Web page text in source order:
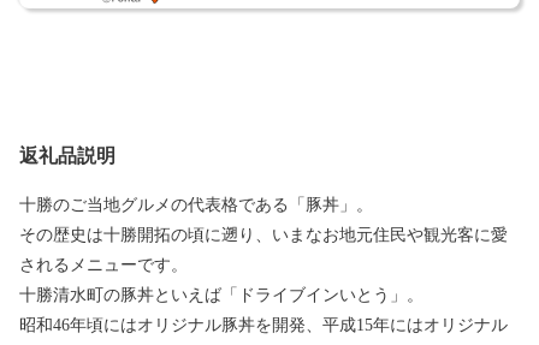
返礼品説明
十勝のご当地グルメの代表格である「豚丼」。
その歴史は十勝開拓の頃に遡り、いまなお地元住民や観光客に愛
されるメニューです。
十勝清水町の豚丼といえば「ドライブインいとう」。
昭和46年頃にはオリジナル豚丼を開発、平成15年にはオリジナル